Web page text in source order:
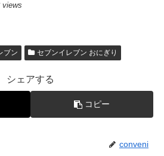
views
ブン セブンイレブン おにぎり
シェアする
コピー
conveni